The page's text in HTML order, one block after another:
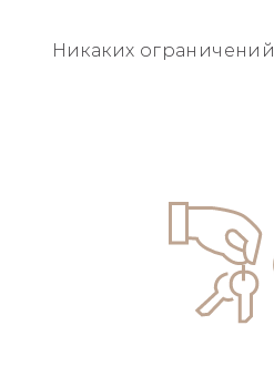
Никаких ограничений